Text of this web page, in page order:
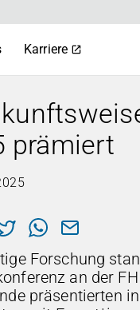
Karriere
prämiert
Forschung
an der
präsentierten